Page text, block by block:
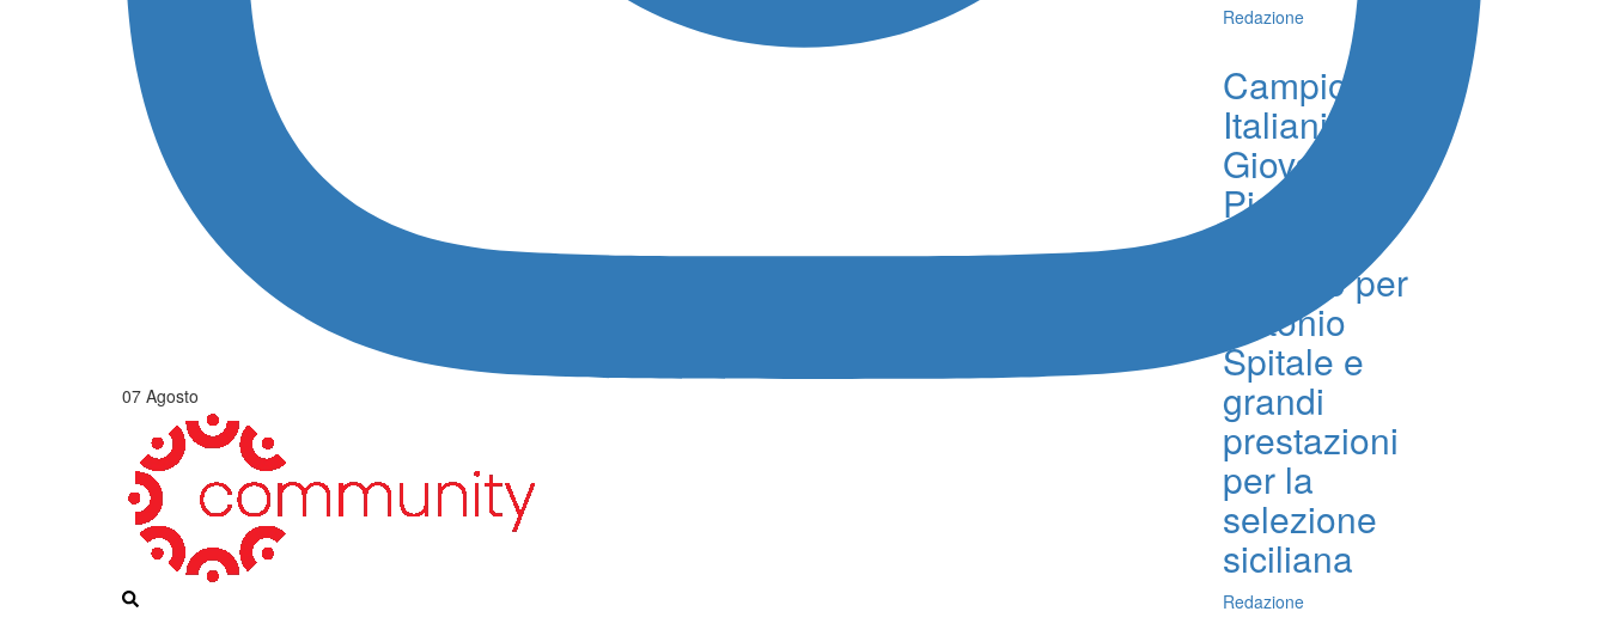
07 Agosto
Redazione
Campionati
Italiani
Giovanili su
Pista a
argento per
Antonio
Spitale e
grandi
prestazioni
per la
selezione
siciliana
Redazione